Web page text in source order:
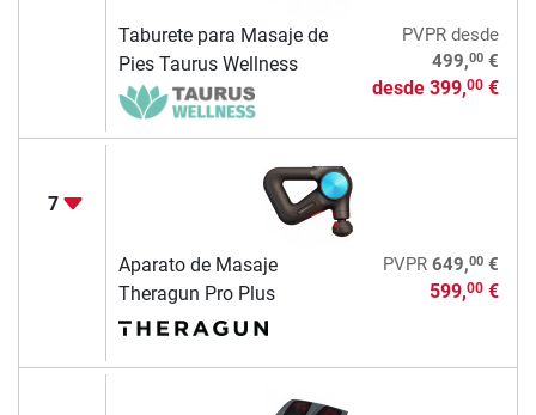
Taburete para Masaje de
Pies Taurus Wellness
PVPRdesde
499,00€
desde 399,00€
7
Aparato de Masaje
Theragun Pro Plus
PVPR 649,00€
599,00€